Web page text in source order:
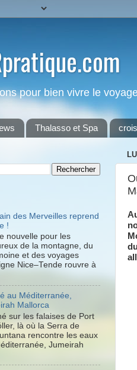
pour bien vivre le
Thalasso et Spa
des Merveilles reprend
!
nouvelle pour les
de la montagne, du
et des voyages
Nice–Tende rouvre à
au Méditerranée,
Mallorca
sur les falaises de Port
là où la Serra de
rencontre les eaux
Jumeirah